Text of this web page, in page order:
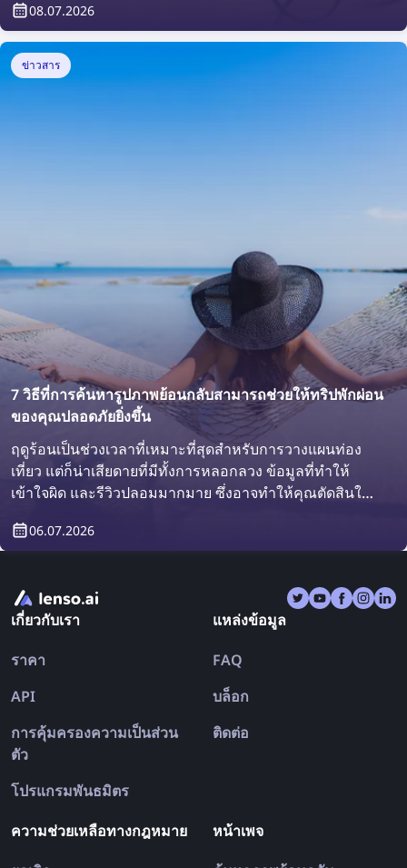
08.07.2026
ข่าวสาร
7 วิธีที่การค้นหารูปภาพย้อนกลับสามารถช่วยให้ทริปพักผ่อน
ของคุณปลอดภัยยิ่งขึ้น
ฤดูร้อนเป็นช่วงเวลาที่เหมาะที่สุดสำหรับการวางแผนท่อง
เที่ยว แต่ก็น่าเสียดายที่มีทั้งการหลอกลวง ข้อมูลที่ทำให้
เข้าใจผิด และรีวิวปลอมมากมาย ซึ่งอาจทำให้คุณตัดสินใจ
หวังมากกว่าก่อนออกเดินทาง มาดูกันว่าการค้นหารูปภาพ
06.07.2026
เกี่ยวกับเรา
ราคา
API
การคุ้มครองความเป็นส่วน
ตัว
โปรแกรมพันธมิตร
แหล่งข้อมูล
FAQ
บล็อก
ติดต่อ
ความช่วยเหลือทางกฎหมาย
หน้าเพจ